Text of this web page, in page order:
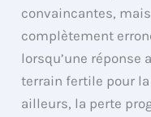
convaincantes,
complètement
lorsqu’une réponse
terrain fertile pour
ailleurs, la perte